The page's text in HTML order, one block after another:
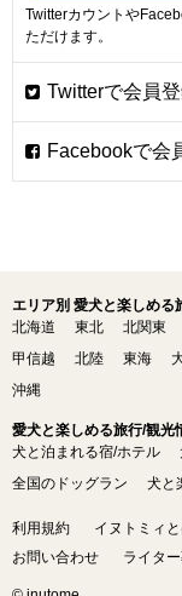
Twitterカウントや
ただけます。
エリア別 愛犬と楽しめる
北海道
東北 北関東
甲信越
北陸 東海
沖縄
愛犬と楽しめる旅行/観光
犬と泊まれる宿/ホテル
全国のドッグラン
犬と
利用規約 イヌトミィ
お問い合わせ
ライタ